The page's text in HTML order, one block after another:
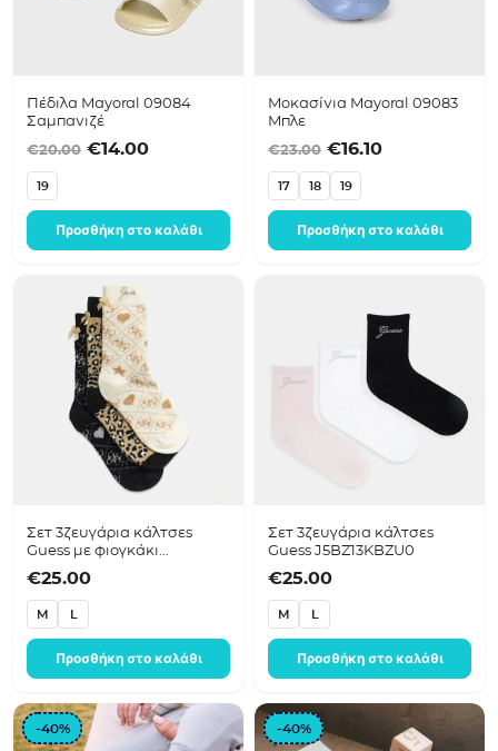
Πέδιλα Mayoral 09084
Σαμπανιζέ
€20.00 Original price was: €20.00.
€14.00Η τρέχουσα τιμή είναι: €14.00.
19
Προσθήκη στο καλάθι
Μοκασίνια Mayoral 09083
Μπλε
€23.00 Original price
€16.10Η τρέχουσα
17 18 19
Προσθήκη στο καλάθι
Σετ 3ζευγάρια κάλτσες
Guess με φιογκάκι
€25.00
M L
Προσθήκη στο καλάθι
Σετ 3ζευγάρια κάλτσες
Guess J5BZ13KBZU0
€25.00
M L
Προσθήκη στο καλάθι
-40% -40%